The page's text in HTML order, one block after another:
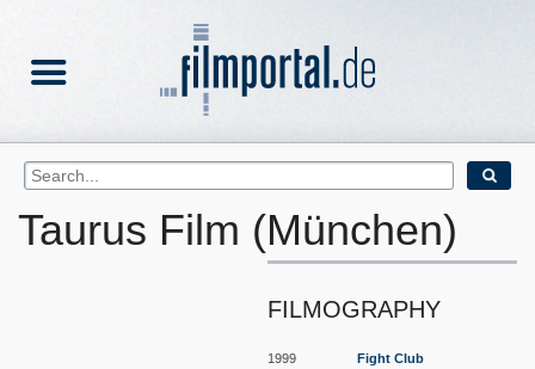
Taurus Film (München)
FILMOGRAPHY
1999
Fight Club